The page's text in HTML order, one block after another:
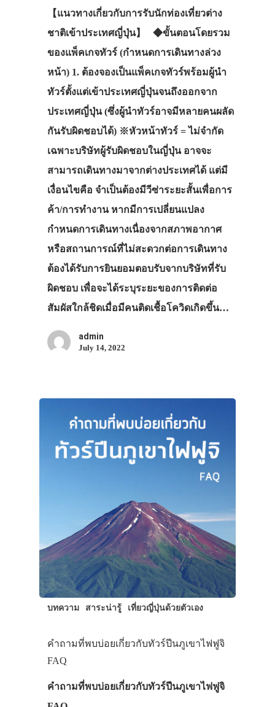
【แนวทางเกี่ยวกับการรับนักท่องเที่ยวต่าง
ชาติเข้าประเทศญี่ปุ่น】 ◆ขั้นตอนโดยรวม
ของแพ็คเกจทัวร์ (กำหนดการเดินทางล่วง
หน้า) 1. ต้องจองเป็นแพ็คเกจทัวร์พร้อมผู้นำ
ทัวร์ตั้งแต่เข้าประเทศญี่ปุ่นจนถึงออกจาก
ประเทศญี่ปุ่น (ซึ่งผู้นำทัวร์อาจมีหลายคนผลัด
กันรับผิดชอบได้) ※หัวหน้าทัวร์ = ไม่จำกัด
เฉพาะบริษัทผู้รับผิดชอบในญี่ปุ่น อาจจะ
สามารถเดินทางมาจากต่างประเทศได้ แต่มี
เงื่อนไขคือ จำเป็นต้องมีวีซ่าระยะสั้นเพื่อการ
ค้า/การทำงาน หากมีการเปลี่ยนแปลง
กำหนดการเดินทางเนื่องจากสภาพอากาศ
หรือสถานการณ์ที่ไม่สะดวกต่อการเดินทาง
ต้องได้รับการยินยอมตอบรับจากบริษัทที่รับ
ผิดชอบ เพื่อจะได้ระบุระยะของการติดต่อ
สัมผัสใกล้ชิดเมื่อมีคนติดเชื้อโควิดเกิดขึ้น…
admin
July 14, 2022
บทความ สาระน่ารู้ เที่ยวญี่ปุ่นด้วยตัวเอง
คำถามที่พบบ่อยเกี่ยวกับทัวร์ปีนภูเขาไฟฟูจิ
FAQ
คำถามที่พบบ่อยเกี่ยวกับทัวร์ปีนภูเขาไฟฟูจิ
ประเทศญี่ปุ่น
เที่ยวญี่ปุ่นด้ว
ทัวร์
ที่พัก
สาระน่ารู้
VIDEO